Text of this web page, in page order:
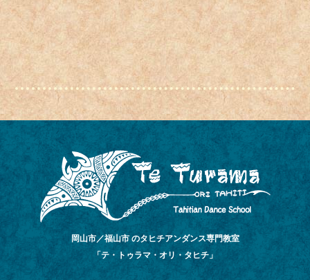
岡山市／福山市 のタヒチアンダンス専門教室
「テ・トゥラマ・オリ・タヒチ」